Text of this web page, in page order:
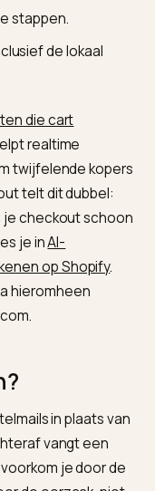
data, zodat er bij de
en de totaalprijs
stap.
verplichte
inclusief de lokaal
die cart
helpt realtime